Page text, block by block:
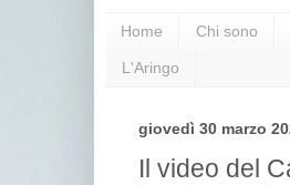
Home Chi sono
L'Aringo
giovedì 30 marzo
Il video del